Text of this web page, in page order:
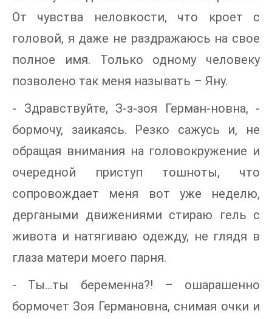
От чувства неловкости, что кроет с
головой, я даже не раздражаюсь на свое
полное имя. Только одному человеку
позволено так меня называть – Яну.
- Здравствуйте, З-з-зоя Герман-новна, -
бормочу, заикаясь. Резко сажусь и, не
обращая внимания на головокружение и
очередной приступ тошноты, что
сопровождает меня вот уже неделю,
дергаными движениями стираю гель с
живота и натягиваю одежду, не глядя в
глаза матери моего парня.
- Ты…ты беременна?! – ошарашенно
бормочет Зоя Германовна, снимая очки и